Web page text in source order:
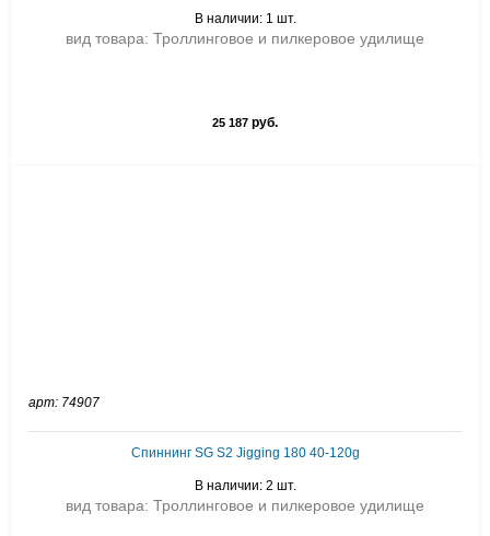
В наличии: 1 шт.
вид товара: Троллинговое и пилкеровое удилище
25 187 руб.
арт: 74907
Спиннинг SG S2 Jigging 180 40-120g
В наличии: 2 шт.
вид товара: Троллинговое и пилкеровое удилище